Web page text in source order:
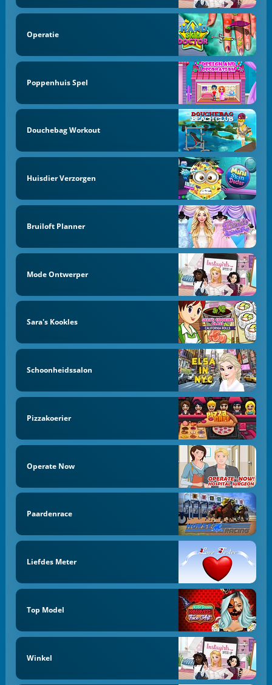
Operatie
Poppenhuis Spel
Douchebag Workout
Huisdier Verzorgen
Bruiloft Planner
Mode Ontwerper
Sara's Kookles
Schoonheidssalon
Pizzakoerier
Operate Now
Paardenrace
Liefdes Meter
Top Model
Winkel